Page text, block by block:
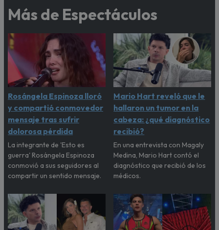
Más de Espectáculos
Rosángela Espinoza lloró
y compartió conmovedor
mensaje tras sufrir
dolorosa pérdida
La integrante de 'Esto es
guerra' Rosángela Espinoza
conmovió a sus seguidores al
compartir un sentido mensaje.
Mario Hart reveló que le
hallaron un tumor en la
cabeza: ¿qué diagnóstico
recibió?
En una entrevista con Magaly
Medina, Mario Hart contó el
diagnóstico que recibió de los
médicos.